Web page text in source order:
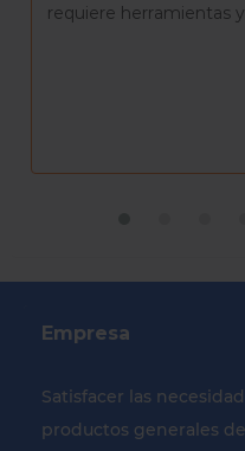
amigos para celebrar el
Empresa
Satisfacer las
productos generales